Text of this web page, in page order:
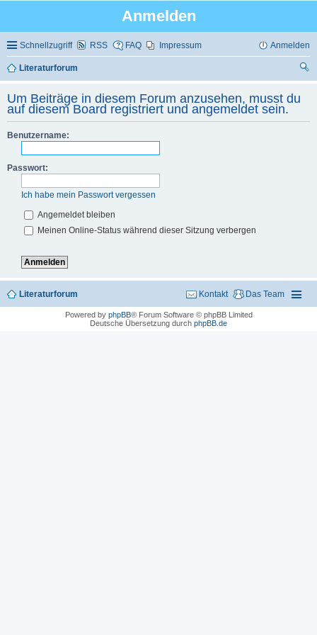
Anmelden
Schnellzugriff RSS FAQ Impressum Anmelden
Literaturforum
Um Beiträge in diesem Forum anzusehen, musst du
auf diesem Board registriert und angemeldet sein.
Benutzername:
Passwort:
Ich habe mein Passwort vergessen
Angemeldet bleiben
Meinen Online-Status während dieser Sitzung verbergen
Literaturforum Das Team
Kontakt
Powered by phpBB® Forum Software © phpBB Limited
Deutsche Übersetzung durch phpBB.de